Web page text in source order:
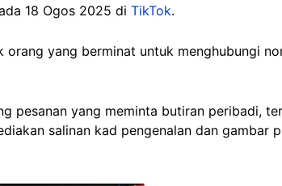
18 Ogos 2025 di TikTok.
orang yang berminat untuk menghubungi
pesanan yang meminta butiran peribadi,
salinan kad pengenalan dan gambar